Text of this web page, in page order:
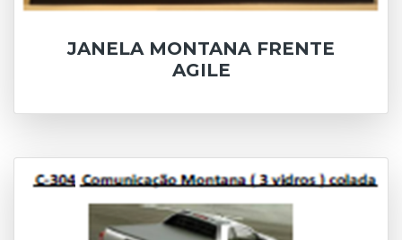
JANELA MONTANA FRENTE
AGILE